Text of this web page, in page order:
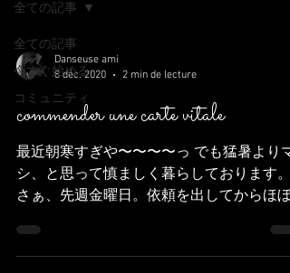
全ての記事
今すぐ始める
コミュニティ
全ての記事
Danseuse ami
8 déc. 2020
2 min de lecture
commender une carte vitale
最近朝寒すぎや〜〜〜〜っ でも猛暑よりマ
シ、と思って慎ましく暮らしております。
さぁ、先週金曜日。依頼を出してからほぼ1
号。 そしてその呼び番号から本番の番号が
きて、ずっとオンラインで注文できずに二